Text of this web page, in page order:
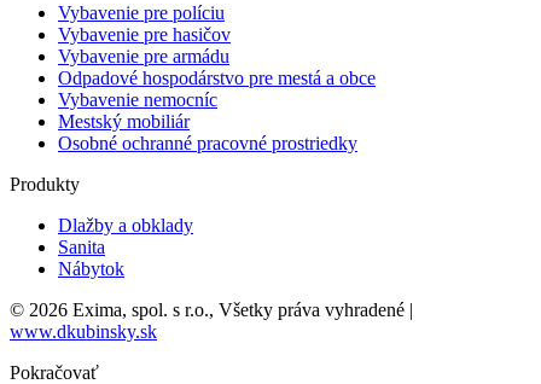
Vybavenie pre políciu
Vybavenie pre hasičov
Vybavenie pre armádu
Odpadové hospodárstvo pre mestá a obce
Vybavenie nemocníc
Mestský mobiliár
Osobné ochranné pracovné prostriedky
Produkty
Dlažby a obklady
Sanita
Nábytok
© 2026 Exima, spol. s r.o., Všetky práva vyhradené |
www.dkubinsky.sk
Pokračovať